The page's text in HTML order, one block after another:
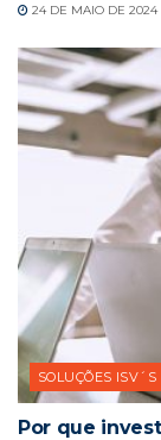
24 DE MAIO DE 2024
SOLUÇÕES ISV´S
Por que